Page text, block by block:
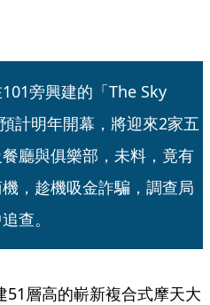
旁興建的「The Sky
計明年開幕，將迎來2家五
廳與俱樂部，未料，竟有
，趁機吸金詐騙，調查局
查。
51層高的嶄新複合式摩天大